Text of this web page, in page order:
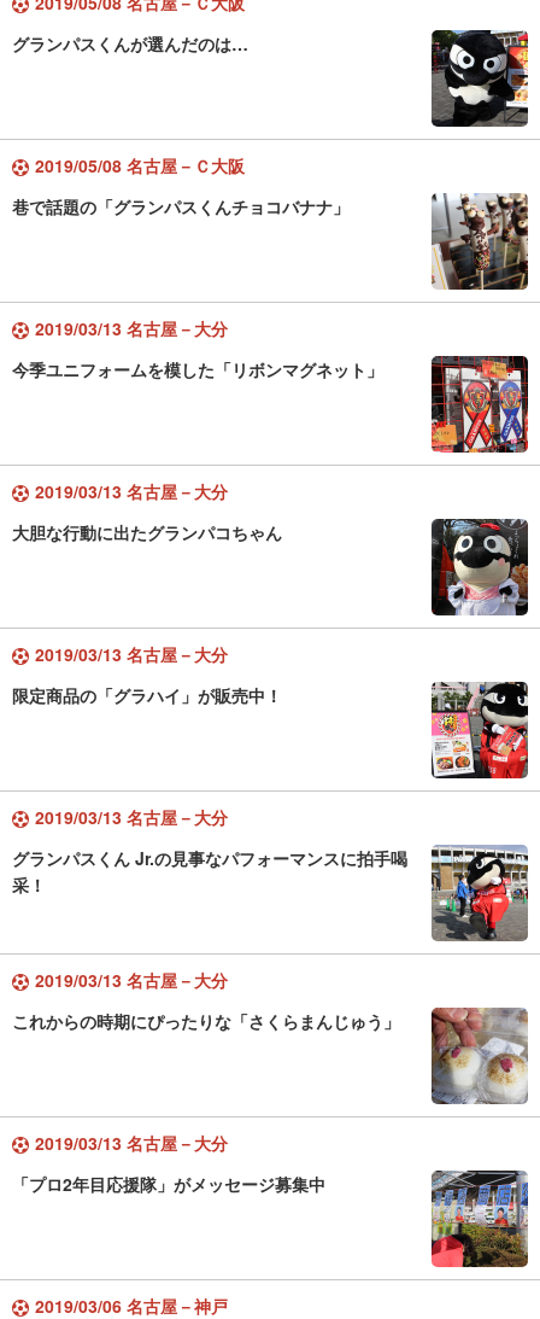
グランパスくんが選んだのは…
2019/05/08 名古屋－Ｃ大阪
巷で話題の「グランパスくんチョコバナナ」
2019/03/13 名古屋－大分
今季ユニフォームを模した「リボンマグネット」
2019/03/13 名古屋－大分
大胆な行動に出たグランパコちゃん
2019/03/13 名古屋－大分
限定商品の「グラハイ」が販売中！
2019/03/13 名古屋－大分
グランパスくん Jr.の見事なパフォーマンスに拍手喝
采！
2019/03/13 名古屋－大分
これからの時期にぴったりな「さくらまんじゅう」
2019/03/13 名古屋－大分
「プロ2年目応援隊」がメッセージ募集中
2019/03/06 名古屋－神戸